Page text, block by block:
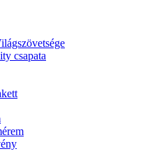
csapata